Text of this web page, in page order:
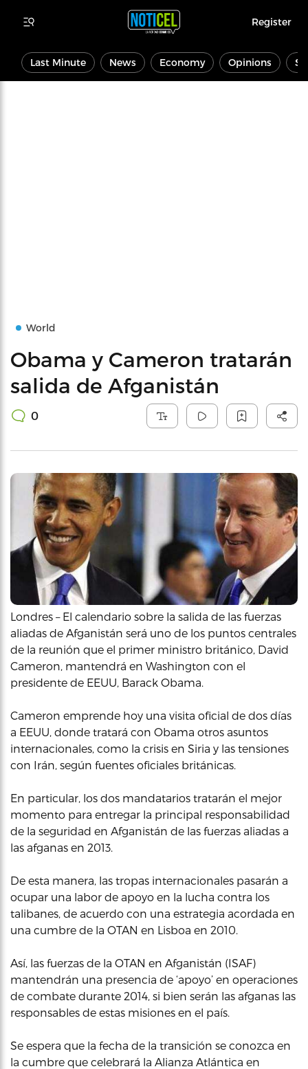
Register
Last Minute News Economy Opinions
World
Obama y Cameron tratarán
salida de Afganistán
0
Londres – El calendario sobre la salida de las fuerzas
aliadas de Afganistán será uno de los puntos centrales
de la reunión que el primer ministro británico, David
Cameron, mantendrá en Washington con el
presidente de EEUU, Barack Obama.
Cameron emprende hoy una visita oficial de dos días
a EEUU, donde tratará con Obama otros asuntos
internacionales, como la crisis en Siria y las tensiones
con Irán, según fuentes oficiales británicas.
En particular, los dos mandatarios tratarán el mejor
momento para entregar la principal responsabilidad
de la seguridad en Afganistán de las fuerzas aliadas a
las afganas en 2013.
De esta manera, las tropas internacionales pasarán a
ocupar una labor de apoyo en la lucha contra los
talibanes, de acuerdo con una estrategia acordada en
una cumbre de la OTAN en Lisboa en 2010.
Así, las fuerzas de la OTAN en Afganistán (ISAF)
mantendrán una presencia de ‘apoyo’ en operaciones
de combate durante 2014, si bien serán las afganas las
responsables de estas misiones en el país.
Se espera que la fecha de la transición se conozca en
la cumbre que celebrará la Alianza Atlántica en